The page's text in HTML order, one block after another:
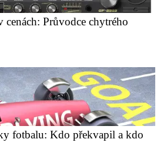
cenách: Průvodce chytrého
fotbalu: Kdo překvapil a kdo